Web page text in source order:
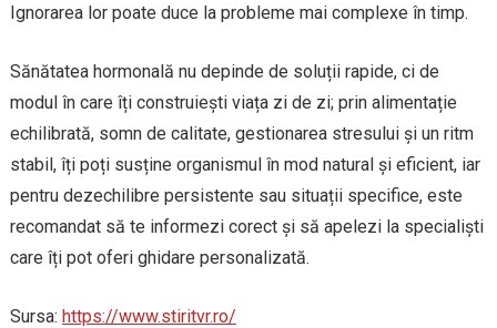
Ignorarea lor poate duce la probleme mai complexe în timp.
Sănătatea hormonală nu depinde de soluții rapide, ci de
modul în care îți construiești viața zi de zi; prin alimentație
echilibrată, somn de calitate, gestionarea stresului și un ritm
stabil, îți poți susține organismul în mod natural și eficient, iar
pentru dezechilibre persistente sau situații specifice, este
recomandat să te informezi corect și să apelezi la specialiști
care îți pot oferi ghidare personalizată.
Sursa: https://www.stiritvr.ro/